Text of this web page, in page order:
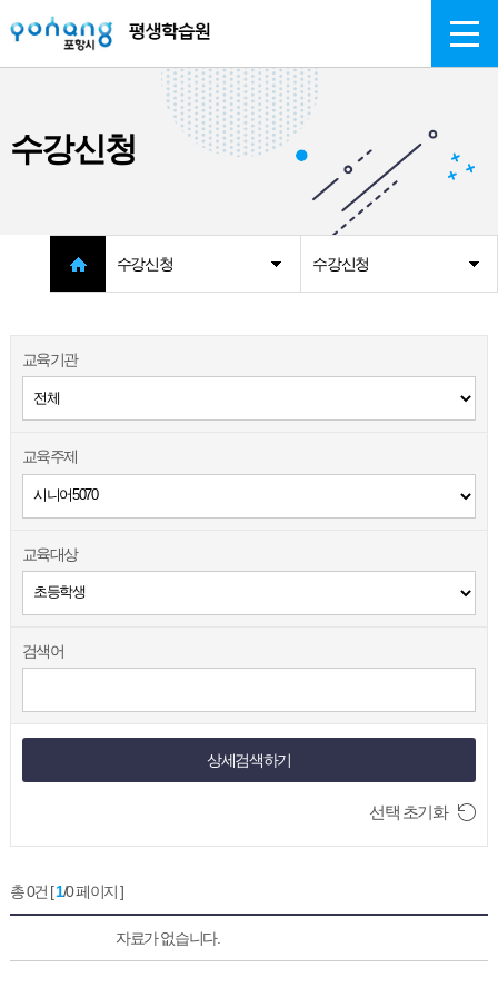
수강신청
수강신청 수강신청
교육기관
교육주제
교육대상
검색어
상세검색하기
선택 초기화
총 0건 [1/0 페이지 ]
자료가 없습니다.